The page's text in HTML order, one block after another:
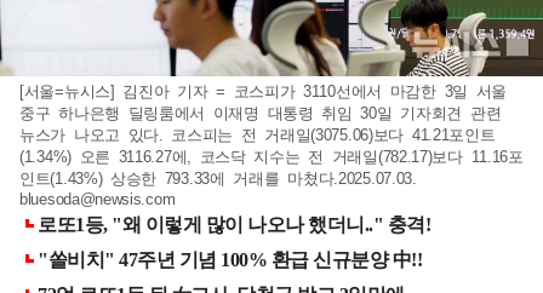
[서울=뉴시스] 김진아 기자 = 코스피가 3110선에서 마감한 3일 서울
중구 하나은행 딜링룸에서 이재명 대통령 취임 30일 기자회견 관련
뉴스가 나오고 있다. 코스피는 전 거래일(3075.06)보다 41.21포인트
(1.34%) 오른 3116.27에, 코스닥 지수는 전 거래일(782.17)보다 11.16포
인트(1.43%) 상승한 793.33에 거래를 마쳤다.2025.07.03.
bluesoda@newsis.com